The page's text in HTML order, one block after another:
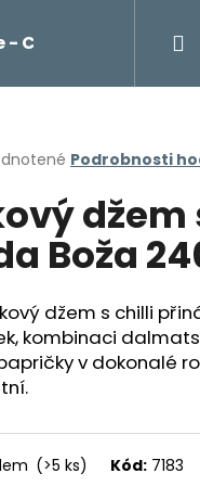
- Cockta, čaje, káva
Podrobnosti
Boža
džem s chilli
kombinaci
v dokonalé
(>5 ks) Kód: 7183